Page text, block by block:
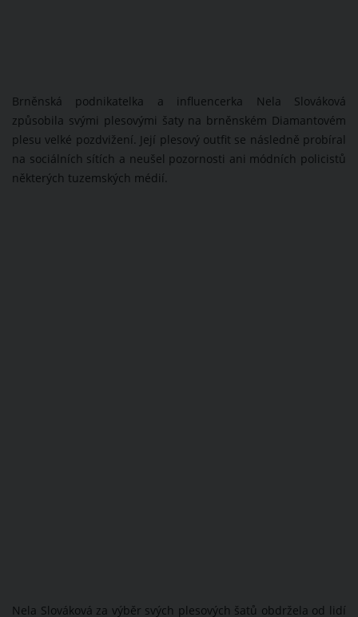
Brněnská podnikatelka a influencerka Nela Slováková
způsobila svými plesovými šaty na brněnském Diamantovém
plesu velké pozdvižení. Její plesový outfit se následně probíral
na sociálních sítích a neušel pozornosti ani módních policistů
některých tuzemských médií.
Nela Slováková za výběr svých plesových šatů obdržela od lidí